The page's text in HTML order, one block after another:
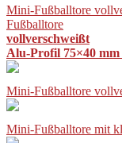
Mini-Fußballtore
Fußballtore
vollverschweißt
Alu-Profil 75×40 mm
Mini-Fußballtore
Mini-Fußballtore mit